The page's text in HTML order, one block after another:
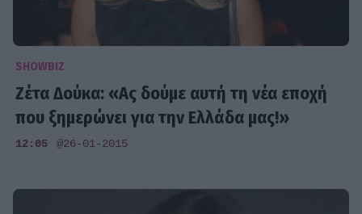
SHOWBIZ
Ζέτα Δούκα: «Ας δούμε αυτή τη νέα εποχή
που ξημερώνει για την Ελλάδα μας!»
12:05 @26-01-2015